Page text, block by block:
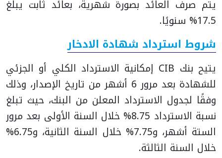
يتم صرف العائد بصورة شهرية، بعائد ثابت يبلغ
17.5% سنويًا.
شروط استرداد شهادة الادخار
يتيح بنك CIB إمكانية الاسترداد الكلي أو الجزئي
للشهادة بعد مرور 6 أشهر من تاريخ الإصدار، وذلك
وفقًا لجدول الاسترداد المعلن من البنك، حيث تبلغ
نسبة الاسترداد 8.75% خلال السنة الأولى بعد مرور
الستة أشهر، و7.75% خلال السنة الثانية، و6.75%
خلال السنة الثالثة.